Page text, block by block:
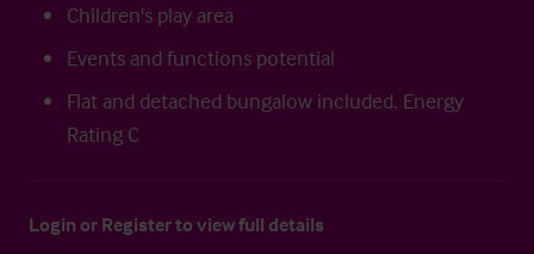
Children's play area
Events and functions potential
Flat and detached bungalow included. Energy
Rating C
Login or Registerto view full details